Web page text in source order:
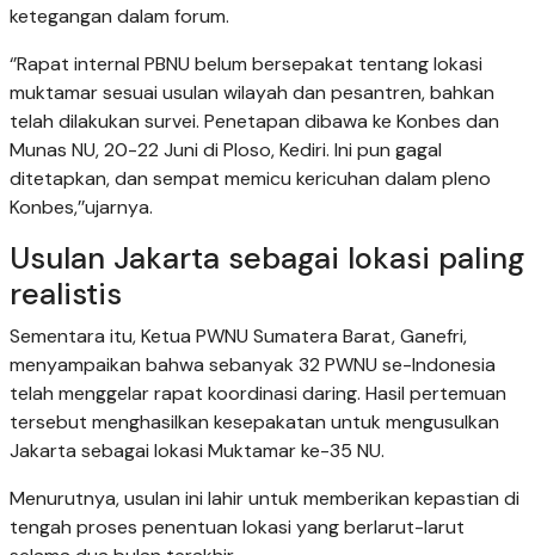
ketegangan dalam forum.
‘’Rapat internal PBNU belum bersepakat tentang lokasi
muktamar sesuai usulan wilayah dan pesantren, bahkan
telah dilakukan survei. Penetapan dibawa ke Konbes dan
Munas NU, 20-22 Juni di Ploso, Kediri. Ini pun gagal
ditetapkan, dan sempat memicu kericuhan dalam pleno
Konbes,’’ujarnya.
Usulan Jakarta sebagai lokasi paling
realistis
Sementara itu, Ketua PWNU Sumatera Barat, Ganefri,
menyampaikan bahwa sebanyak 32 PWNU se-Indonesia
telah menggelar rapat koordinasi daring. Hasil pertemuan
tersebut menghasilkan kesepakatan untuk mengusulkan
Jakarta sebagai lokasi Muktamar ke-35 NU.
Menurutnya, usulan ini lahir untuk memberikan kepastian di
tengah proses penentuan lokasi yang berlarut-larut